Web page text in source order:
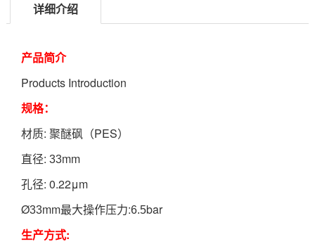
详细介绍
产品简介
Products Introduction
规格：
材质: 聚醚砜（PES）
直径:33mm
孔径: 0.22μm
Ø33mm最大操作压力:6.5bar
生产方式: